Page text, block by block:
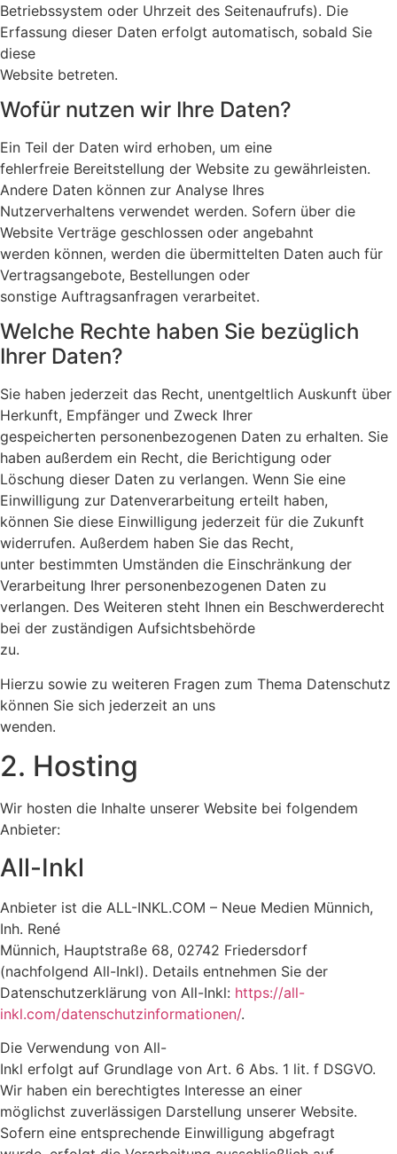
Betriebssystem oder Uhrzeit des Seitenaufrufs). Die
Erfassung dieser Daten erfolgt automatisch, sobald Sie
diese
Website betreten.
Wofür nutzen wir Ihre Daten?
Ein Teil der Daten wird erhoben, um eine
fehlerfreie Bereitstellung der Website zu gewährleisten.
Andere Daten können zur Analyse Ihres
Nutzerverhaltens verwendet werden. Sofern über die
Website Verträge geschlossen oder angebahnt
werden können, werden die übermittelten Daten auch für
Vertragsangebote, Bestellungen oder
sonstige Auftragsanfragen verarbeitet.
Welche Rechte haben Sie bezüglich
Ihrer Daten?
Sie haben jederzeit das Recht, unentgeltlich Auskunft über
Herkunft, Empfänger und Zweck Ihrer
gespeicherten personenbezogenen Daten zu erhalten. Sie
haben außerdem ein Recht, die Berichtigung oder
Löschung dieser Daten zu verlangen. Wenn Sie eine
Einwilligung zur Datenverarbeitung erteilt haben,
können Sie diese Einwilligung jederzeit für die Zukunft
widerrufen. Außerdem haben Sie das Recht,
unter bestimmten Umständen die Einschränkung der
Verarbeitung Ihrer personenbezogenen Daten zu
verlangen. Des Weiteren steht Ihnen ein Beschwerderecht
bei der zuständigen Aufsichtsbehörde
zu.
Hierzu sowie zu weiteren Fragen zum Thema Datenschutz
können Sie sich jederzeit an uns
wenden.
2. Hosting
Wir hosten die Inhalte unserer Website bei folgendem
Anbieter:
All-Inkl
Anbieter ist die ALL-INKL.COM – Neue Medien Münnich,
Inh. René
Münnich, Hauptstraße 68, 02742 Friedersdorf
(nachfolgend All-Inkl). Details entnehmen Sie der
Datenschutzerklärung von All-Inkl: https://all-
inkl.com/datenschutzinformationen/.
Die Verwendung von All-
Inkl erfolgt auf Grundlage von Art. 6 Abs. 1 lit. f DSGVO.
Wir haben ein berechtigtes Interesse an einer
möglichst zuverlässigen Darstellung unserer Website.
Sofern eine entsprechende Einwilligung abgefragt